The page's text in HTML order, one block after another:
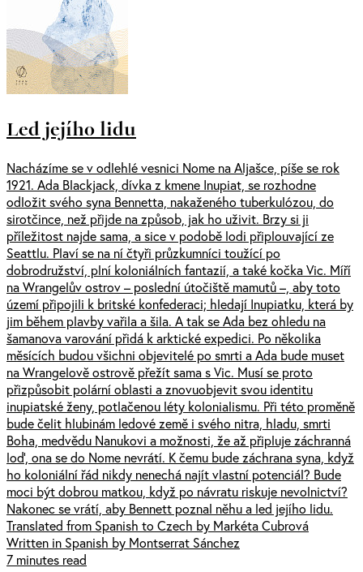
Led jejího lidu
Nacházíme se v odlehlé vesnici Nome na Aljašce, píše se rok
1921. Ada Blackjack, dívka z kmene Inupiat, se rozhodne
odložit svého syna Bennetta, nakaženého tuberkulózou, do
sirotčince, než přijde na způsob, jak ho uživit. Brzy si ji
příležitost najde sama, a sice v podobě lodi připlouvající ze
Seattlu. Plaví se na ní čtyři průzkumníci toužící po
dobrodružství, plní koloniálních fantazií, a také kočka Vic. Míří
na Wrangelův ostrov – poslední útočiště mamutů –, aby toto
území připojili k britské konfederaci; hledají Inupiatku, která by
jim během plavby vařila a šila. A tak se Ada bez ohledu na
šamanova varování přidá k arktické expedici. Po několika
měsících budou všichni objevitelé po smrti a Ada bude muset
na Wrangelově ostrově přežít sama s Vic. Musí se proto
přizpůsobit polární oblasti a znovuobjevit svou identitu
inupiatské ženy, potlačenou léty kolonialismu. Při této proměně
bude čelit hlubinám ledové země i svého nitra, hladu, smrti
Boha, medvědu Nanukovi a možnosti, že až připluje záchranná
loď, ona se do Nome nevrátí. K čemu bude záchrana syna, když
ho koloniální řád nikdy nenechá najít vlastní potenciál? Bude
moci být dobrou matkou, když po návratu riskuje nevolnictví?
Nakonec se vrátí, aby Bennett poznal něhu a led jejího lidu.
Translated from Spanish to Czech by Markéta Cubrová
Written in Spanish by Montserrat Sánchez
7 minutes read